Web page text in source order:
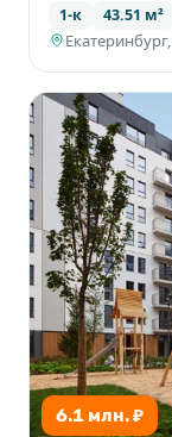
1-к 43.51 м²
6.1 млн. ₽